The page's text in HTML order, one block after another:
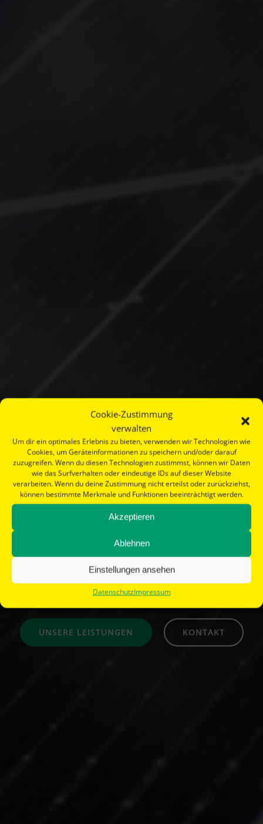
Cookie-Zustimmung
verwalten
Um dir ein optimales Erlebnis zu bieten, verwenden wir Technologien wie
Cookies, um Geräteinformationen zu speichern und/oder darauf
zuzugreifen. Wenn du diesen Technologien zustimmst, können wir Daten
wie das Surfverhalten oder eindeutige IDs auf dieser Website
verarbeiten. Wenn du deine Zustimmung nicht erteilst oder zurückziehst,
können bestimmte Merkmale und Funktionen beeinträchtigt werden.
Akzeptieren
Ablehnen
Einstellungen ansehen
DatenschutzImpressum
SO GEHT SOLAR :ME-
SOLAR
Elektrotechniker-
Meisterbetrieb im
Industriegebiet Zell-Barl
zwischen Trier und Koblenz
UNSERE LEISTUNGEN KONTAKT